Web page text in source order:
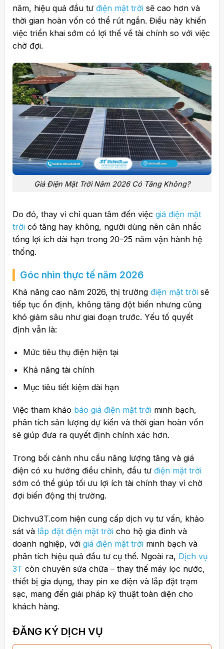
năm, hiệu quả đầu tư điện mặt trờisẽ cao hơn và
thời gian hoàn vốn có thể rút ngắn. Điều này khiến
việc triển khai sớm có lợi thế về tài chính so với việc
chờ đợi.
Giá Điện Mặt Trời Năm 2026 Có Tăng Không?
Do đó, thay vì chỉ quan tâm đến việc giá điện mặt
trờicó tăng hay không, người dùng nên cân nhắc
tổng lợi ích dài hạn trong 20–25 năm vận hành hệ
thống.
Góc nhìn thực tế năm 2026
Khả năng cao năm 2026, thị trường điện mặt trờisẽ
tiếp tục ổn định, không tăng đột biến nhưng cũng
khó giảm sâu như giai đoạn trước. Yếu tố quyết
định vẫn là:
Mức tiêu thụ điện hiện tại
Khả năng tài chính
Mục tiêu tiết kiệm dài hạn
Việc tham khảo báo giá điện mặt trờiminh bạch,
phân tích sản lượng dự kiến và thời gian hoàn vốn
sẽ giúp đưa ra quyết định chính xác hơn.
Trong bối cảnh nhu cầu năng lượng tăng và giá
điện có xu hướng điều chỉnh, đầu tư điện mặt trời
sớm có thể giúp tối ưu lợi ích tài chính thay vì chờ
đợi biến động thị trường.
Dichvu3T.com hiện cung cấp dịch vụ tư vấn, khảo
sát và lắp đặt điện mặt trờicho hộ gia đình và
doanh nghiệp, với giá điện mặt trờiminh bạch và
phân tích hiệu quả đầu tư cụ thể. Ngoài ra, Dịch vụ
3T còn chuyên sửa chữa – thay thế máy lọc nước,
thiết bị gia dụng, thay pin xe điện và lắp đặt trạm
sạc, mang đến giải pháp kỹ thuật toàn diện cho
khách hàng.
ĐĂNG KÝ DỊCH VỤ